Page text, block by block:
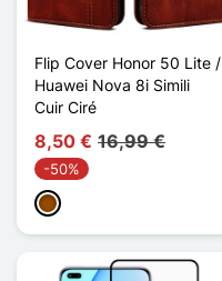
Flip Cover Honor 50 Lite /
Huawei Nova 8i Simili
Cuir Ciré
8,50 € 16,99 €
-50%
Marrón